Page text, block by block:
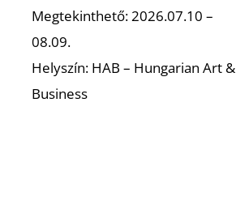
Megtekinthető: 2026.07.10 –
08.09.
Helyszín: HAB – Hungarian Art &
Business